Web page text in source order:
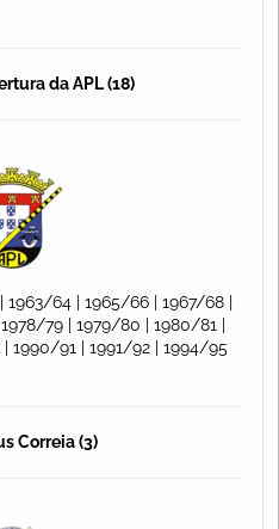
da APL (18)
64 | 1965/66 | 1967/68 |
79 | 1979/80 | 1980/81 |
1990/91 | 1991/92 | 1994/95
Correia (3)